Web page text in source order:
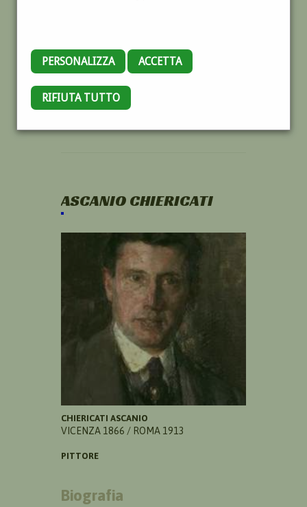
PERSONALIZZA ACCETTA
RIFIUTA TUTTO
ASCANIO CHIERICATI
CHIERICATI ASCANIO
VICENZA 1866 / ROMA 1913
PITTORE
Biografia